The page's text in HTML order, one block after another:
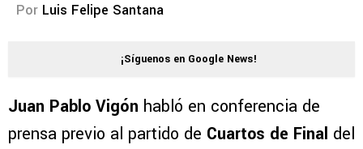
Por Luis Felipe Santana
¡Síguenos en Google News!
Juan Pablo Vigón habló en conferencia de
prensa previo al partido de Cuartos de Final del